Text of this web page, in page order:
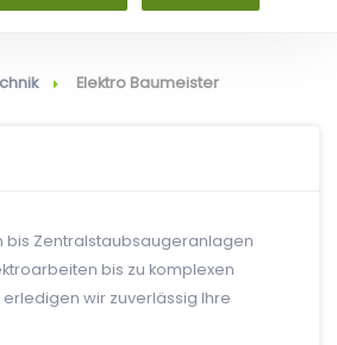
Elektro Baumeister
bis Zentralstaubsaugeranlagen
bis zu komplexen
wir zuverlässig Ihre